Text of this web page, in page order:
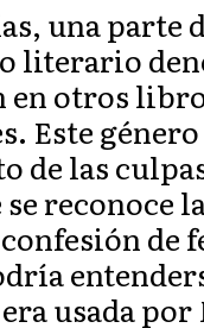
una parte
literario
otros
Este
de las
reconoce
de
usada